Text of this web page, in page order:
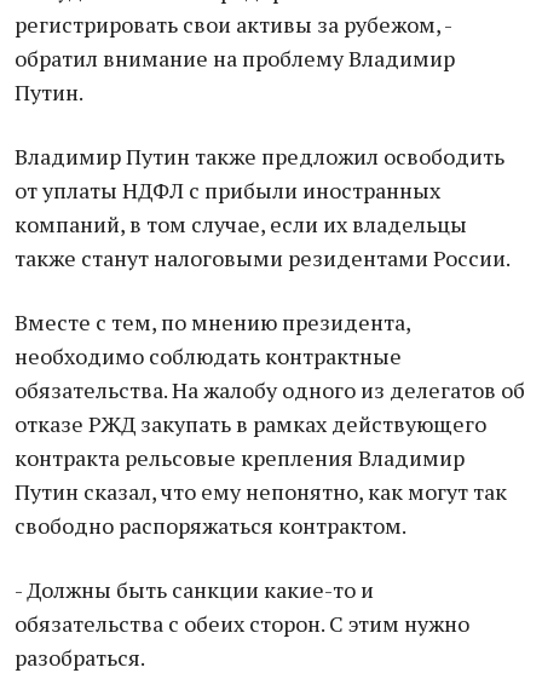
регистрировать свои активы за рубежом, -
обратил внимание на проблему Владимир
Путин.
Владимир Путин также предложил освободить
от уплаты НДФЛ с прибыли иностранных
компаний, в том случае, если их владельцы
также станут налоговыми резидентами России.
Вместе с тем, по мнению президента,
необходимо соблюдать контрактные
обязательства. На жалобу одного из делегатов об
отказе РЖД закупать в рамках действующего
контракта рельсовые крепления Владимир
Путин сказал, что ему непонятно, как могут так
свободно распоряжаться контрактом.
- Должны быть санкции какие-то и
обязательства с обеих сторон. С этим нужно
разобраться.